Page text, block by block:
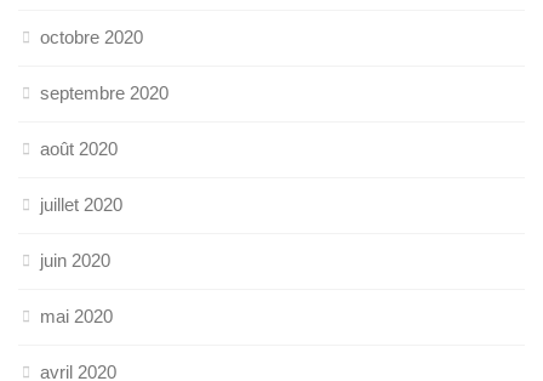
octobre 2020
septembre 2020
août 2020
juillet 2020
juin 2020
mai 2020
avril 2020